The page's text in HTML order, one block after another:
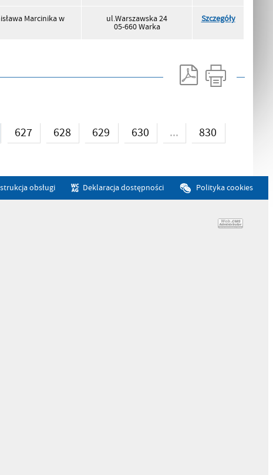
Marcinika w ul.Warszawska 24
05-660 Warka
Szczegóły
627 628 629 630 ...
830
obsługi Deklaracja dostępności Polityka cookies